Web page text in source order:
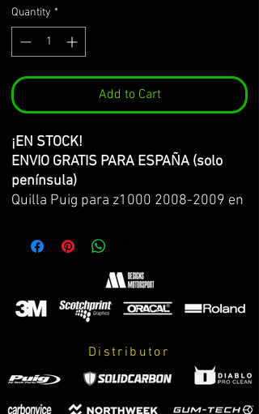
Quantity *
Add to Cart
¡EN STOCK!​​​​​​​
ENVIO GRATIS PARA ESPAÑA (solo
península)
Quilla Puig para z1000 2008-2009 en
Fabricada en plastico ABS
Se incluye tornilleria, anclajes,
homologación y juego de adhesivos
puig (la decoración M-Designs
Motorsport debe adquirirse a parte)
Distributor